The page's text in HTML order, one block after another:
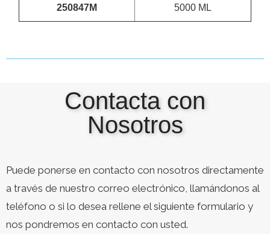
250847M 5000 ML
Contacta con
Nosotros
Puede ponerse en contacto con nosotros directamente
a través de nuestro correo electrónico, llamándonos al
teléfono o si lo desea rellene el siguiente formulario y
nos pondremos en contacto con usted.